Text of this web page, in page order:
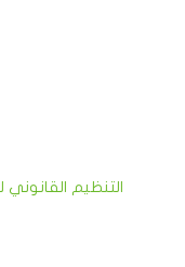
التنظيم